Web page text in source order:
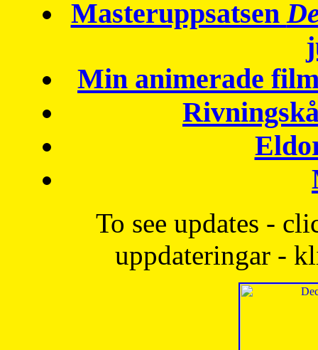
Masteruppsatsen
Min animerade
To see updates -
uppdateringar -